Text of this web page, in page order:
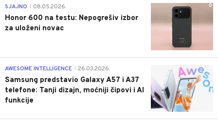
0
SJAJNO 08.05.2026.
Honor 600 na testu: Nepogrešiv izbor
za uloženi novac
AWESOME INTELLIGENCE 26.03.2026.
Samsung predstavio Galaxy A57 i A37
telefone: Tanji dizajn, moćniji čipovi i AI
funkcije